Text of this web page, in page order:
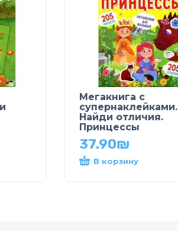
Мегакнига с
супернаклейками.
Найди отличия.
Принцессы
37.90₪
В корзину